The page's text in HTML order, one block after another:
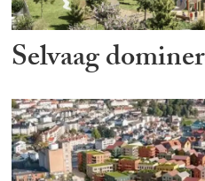
Selvaag